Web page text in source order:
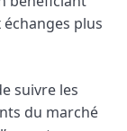
plus
suivre les
du marché